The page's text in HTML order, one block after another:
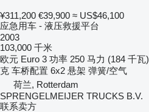
¥311,200 €39,900 ≈ US$46,100
应急用车 - 液压救援平台
2003
103,000 千米
欧元 Euro 3 功率 250 马力 (184 千瓦)
克 车桥配置 6x2 悬架 弹簧/空气
荷兰, Rotterdam
SPRENGELMEIJER TRUCKS B.V.
联系卖方